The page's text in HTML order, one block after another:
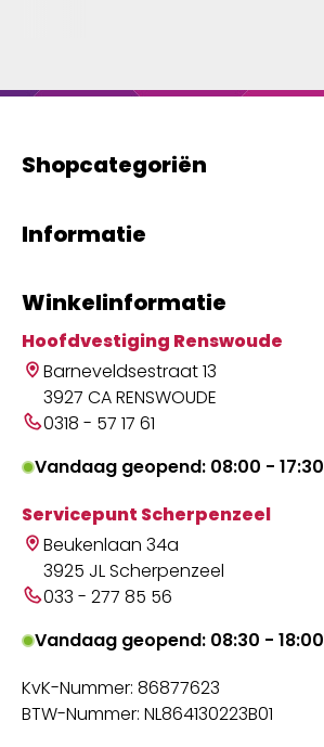
Shopcategoriën
Informatie
Winkelinformatie
Hoofdvestiging Renswoude
Barneveldsestraat 13
3927 CA RENSWOUDE
0318 - 57 17 61
Vandaag geopend: 08:00 - 17:30
Servicepunt Scherpenzeel
Beukenlaan 34a
3925 JL Scherpenzeel
033 - 277 85 56
Vandaag geopend: 08:30 - 18:00
KvK-Nummer: 86877623
BTW-Nummer: NL864130223B01